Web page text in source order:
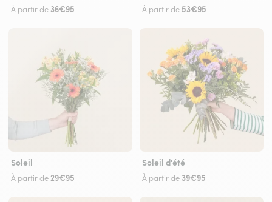
À partir de 36€95 À partir de 53€95
Soleil
À partir de29€95
Soleil d'été
À partir de 39€95